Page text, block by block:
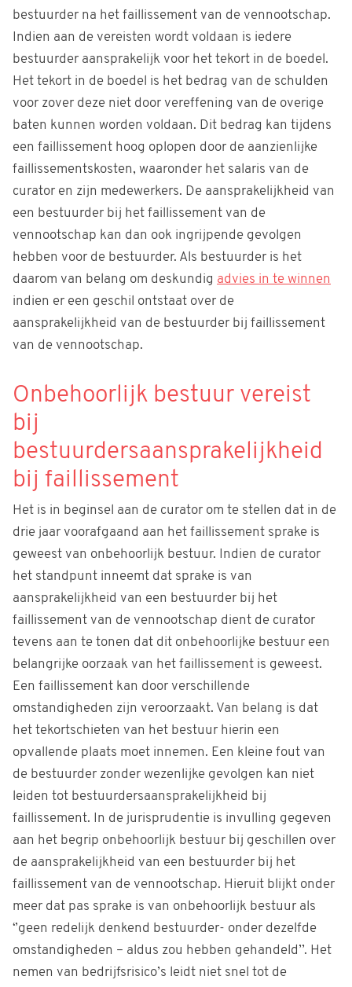
bestuurder na het faillissement van de vennootschap.
Indien aan de vereisten wordt voldaan is iedere
bestuurder aansprakelijk voor het tekort in de boedel.
Het tekort in de boedel is het bedrag van de schulden
voor zover deze niet door vereffening van de overige
baten kunnen worden voldaan. Dit bedrag kan tijdens
een faillissement hoog oplopen door de aanzienlijke
faillissementskosten, waaronder het salaris van de
curator en zijn medewerkers. De aansprakelijkheid van
een bestuurder bij het faillissement van de
vennootschap kan dan ook ingrijpende gevolgen
hebben voor de bestuurder. Als bestuurder is het
daarom van belang om deskundig advies in te winnen
indien er een geschil ontstaat over de
aansprakelijkheid van de bestuurder bij faillissement
van de vennootschap.
Onbehoorlijk bestuur vereist
bij
bestuurdersaansprakelijkheid
bij faillissement
Het is in beginsel aan de curator om te stellen dat in de
drie jaar voorafgaand aan het faillissement sprake is
geweest van onbehoorlijk bestuur. Indien de curator
het standpunt inneemt dat sprake is van
aansprakelijkheid van een bestuurder bij het
faillissement van de vennootschap dient de curator
tevens aan te tonen dat dit onbehoorlijke bestuur een
belangrijke oorzaak van het faillissement is geweest.
Een faillissement kan door verschillende
omstandigheden zijn veroorzaakt. Van belang is dat
het tekortschieten van het bestuur hierin een
opvallende plaats moet innemen. Een kleine fout van
de bestuurder zonder wezenlijke gevolgen kan niet
leiden tot bestuurdersaansprakelijkheid bij
faillissement. In de jurisprudentie is invulling gegeven
aan het begrip onbehoorlijk bestuur bij geschillen over
de aansprakelijkheid van een bestuurder bij het
faillissement van de vennootschap. Hieruit blijkt onder
meer dat pas sprake is van onbehoorlijk bestuur als
‘’geen redelijk denkend bestuurder- onder dezelfde
omstandigheden – aldus zou hebben gehandeld’’. Het
nemen van bedrijfsrisico’s leidt niet snel tot de